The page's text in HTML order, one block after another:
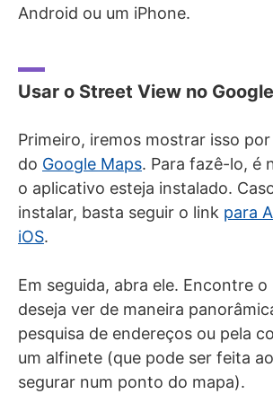
Android ou um iPhone.
Usar o Street View no
Primeiro, iremos mostrar isso
do Google Maps. Para fazê-lo, é
o aplicativo esteja instalado.
instalar, basta seguir o link para
iOS.
Em seguida, abra ele. Encontre o
deseja ver de maneira
pesquisa de endereços ou pela
um alfinete (que pode ser feita
segurar num ponto do mapa).